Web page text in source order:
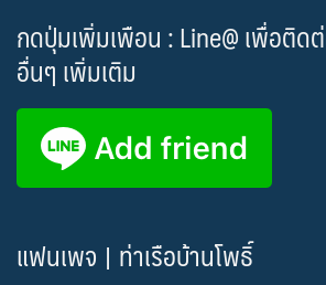
กดปุ่มเพิ่มเพือน : Line@ เพื่อติ
อื่นๆ เพิ่มเติม
แฟนเพจ | ท่าเรือบ้านโพธิ์